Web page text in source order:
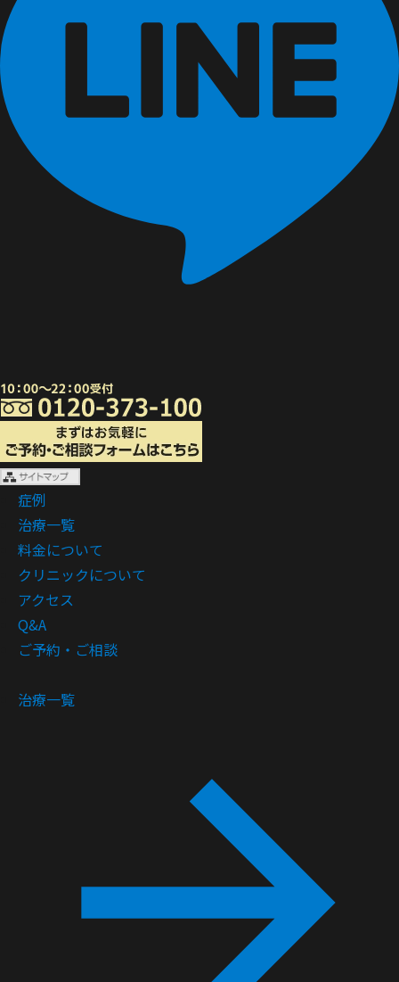
症例
治療一覧
料金について
クリニックについて
アクセス
Q&A
ご予約・ご相談
治療一覧